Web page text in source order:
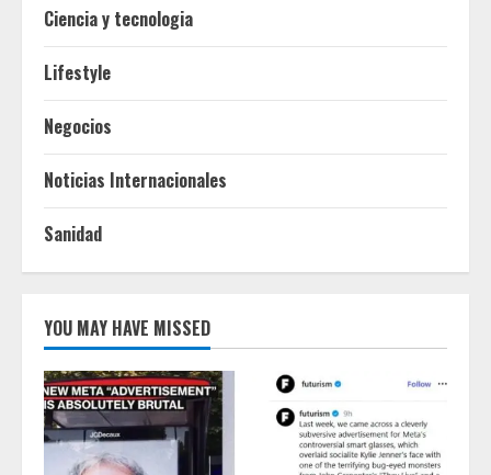
Ciencia y tecnologia
Lifestyle
Negocios
Noticias Internacionales
Sanidad
YOU MAY HAVE MISSED